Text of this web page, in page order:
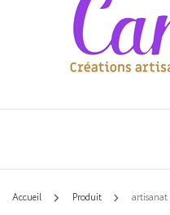
Cam'O
Accueil Produit artisanat